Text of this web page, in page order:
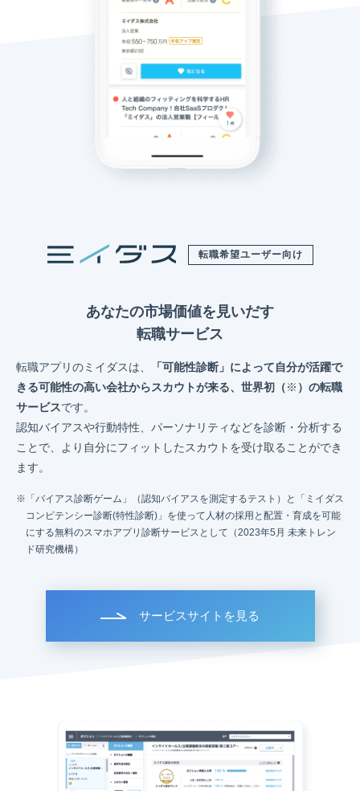
転職希望ユーザー向け
あなたの市場価値を見いだす
転職サービス
転職アプリのミイダスは、
「可能性診断」によって自分が活躍で
きる可能性の高い会社からスカウトが来る、世界初（※ ）の転職
サービスです。
認知バイアスや行動特性、パーソナリティなどを診断・分析する
ことで、より自分にフィットしたスカウトを受け取ることができ
ます。
「バイアス診断ゲーム」（認知バイアスを測定するテスト）と「ミイダス
コンピテンシー診断(特性診断)」を使って人材の採用と配置・育成を可能
にする無料のスマホアプリ診断サービスとして（2023年5月 未来トレン
ド研究機構）
サービスサイトを見る